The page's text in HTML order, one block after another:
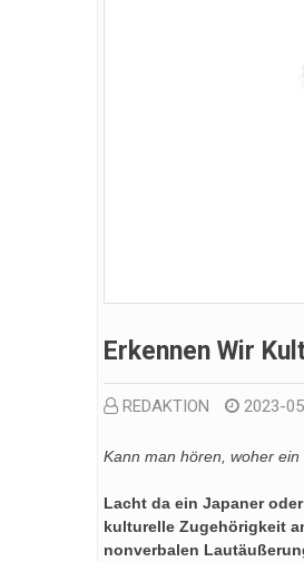
Erkennen Wir
REDAKTION 2023-
Kann man hören, woher
Lacht da ein Japaner
kulturelle Zugehörigkeit
nonverbalen